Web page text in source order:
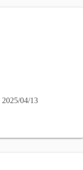
2025/04/13